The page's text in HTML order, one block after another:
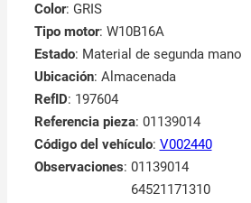
Color: GRIS
Tipo motor: W10B16A
Estado: Material de segunda mano
Ubicación: Almacenada
RefID: 197604
Referencia pieza: 01139014
Código del vehículo: V002440
Observaciones: 01139014
64521171310